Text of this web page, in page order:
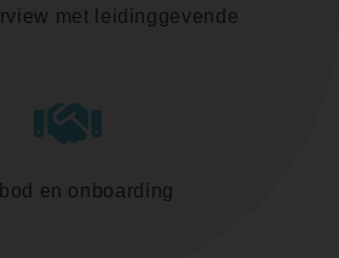
met leidinggevende
en onboarding